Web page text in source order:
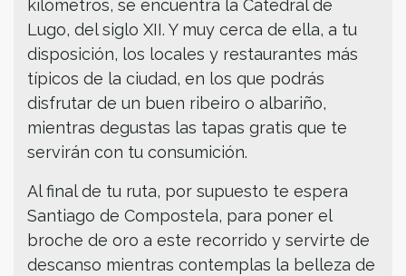
kilómetros, se encuentra la Catedral de
Lugo, del siglo XII. Y muy cerca de ella, a tu
disposición, los locales y restaurantes más
típicos de la ciudad, en los que podrás
disfrutar de un buen ribeiro o albariño,
mientras degustas las tapas gratis que te
servirán con tu consumición.
Al final de tu ruta, por supuesto te espera
Santiago de Compostela, para poner el
broche de oro a este recorrido y servirte de
descanso mientras contemplas la belleza de